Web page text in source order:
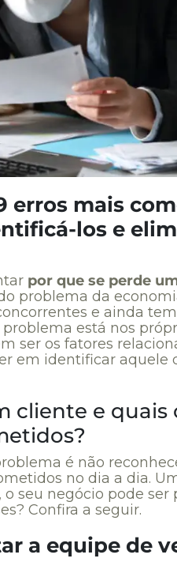
erros mais
los e
por que se perde
problema da
e ainda
está nos
ser os fatores
em identificar aquele
cliente e quais
é não
no dia a dia.
seu negócio pode ser
Confira a seguir.
a equipe de